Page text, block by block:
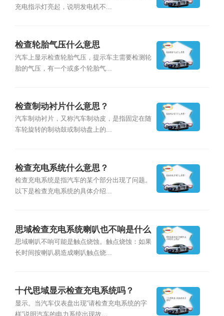
充电指示灯亮起，说明发电机不...
检查轮胎气压什么意思
汽车上显示检查轮胎气压，提示车主需要检测轮
胎的气压，有一个或多个轮胎气...
检查制动衬片什么意思？
汽车制动衬片，又称汽车制动皮，是指固定在随
车轮旋转的制动鼓或制动盘上的...
检查充电系统什么意思？
检查充电系统是指汽车的某个部分出现了问题。
以下是检查充电系统的具体介绍...
思域检查充电系统喇叭也不响是什么
原因？
思域喇叭不响可能是触点烧蚀。触点烧蚀：如果
长时间按喇叭易造成喇叭触点烧...
十代思域显示检查充电系统吗？
显示。当汽车仪表盘出现“请检查充电系统的字
样”说明汽车的电力系统出现故...